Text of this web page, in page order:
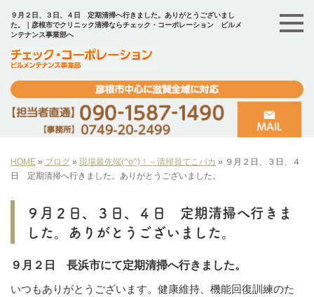
９月２日、３日、４日 定期清掃へ行きました。ありがとうございまし
た。｜彦根市でクリニック清掃ならチェック・コーポレーション ビルメ
ンテナンス事業部へ
HOME » ブログ » 現場最先端(^o^)！～清掃員てこパカ » ９月２日、３日、４
日 定期清掃へ行きました。ありがとうございました。
９月２日、３日、４日 定期清掃へ行きま
した。ありがとうございました。
９月２日 長浜市にて定期清掃へ行きました。
いつもありがとうございます。健康維持、機能回復訓練のた